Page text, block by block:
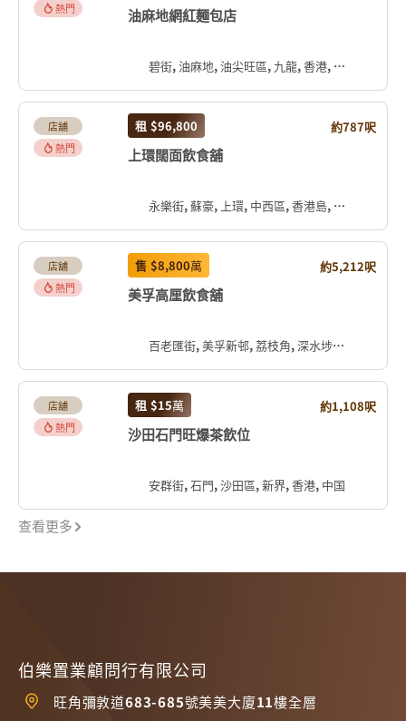
查看更多
熱門
油麻地網紅麵包店
碧街, 油麻地, 油尖旺區, 九龍, 香港, 中国
店舖
熱門
租 $96,800 約787呎
上環闊面飲食舖
永樂街, 蘇豪, 上環, 中西區, 香港島, 香港, 中国
店舖
熱門
售 $8,800萬 約5,212呎
美孚高厘飲食舖
百老匯街, 美孚新邨, 荔枝角, 深水埗區, 九龍, 香港, 中国
店舖
熱門
租 $15萬 約1,108呎
沙田石門旺爆茶飲位
安群街, 石門, 沙田區, 新界, 香港, 中国
伯樂置業顧問行有限公司
旺角彌敦道683-685號美美大廈11樓全層